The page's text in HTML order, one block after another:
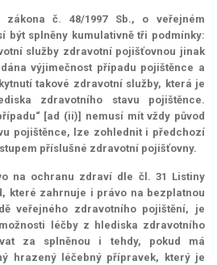
č. 48/1997 Sb., o veřejném
být splněny kumulativně tři podmínky:
služby zdravotní pojišťovnou jinak
výjimečnost případu pojištěnce a
takové zdravotní služby, která je
zdravotního stavu pojištěnce.
[ad (ii)] nemusí mít vždy původ
pojištěnce, lze zohlednit i předchozí
příslušné zdravotní pojišťovny.
na ochranu zdraví dle čl. 31 Listiny
které zahrnuje i právo na bezplatnou
veřejného zdravotního pojištění, je
léčby z hlediska zdravotního
za splněnou i tehdy, pokud má
hrazený léčebný přípravek, který je